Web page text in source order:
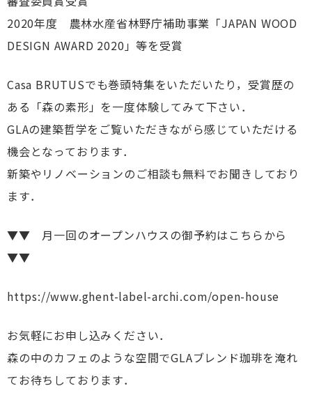
2020年度 農林水産省林野庁補助事業「JAPAN WOOD
DESIGN AWARD 2020」等を受賞
Casa BRUTUSでも巻頭特集をいただいたり，受賞歴の
ある「森の素形」を一度体験してみて下さい．
GLAの建築哲学をご覧いただきながら感じていただける
機会となっております．
新築やリノベーションのご相談も無料でお聞きしており
ます．
▼▼ 月一回のオープンハウスの御予約はこちらから
▼▼
https://www.ghent-label-archi.com/open-house
お気軽にお申し込みください．
森の中のカフェのような空間でGLAブレンド珈琲を淹れ
てお待ちしております．